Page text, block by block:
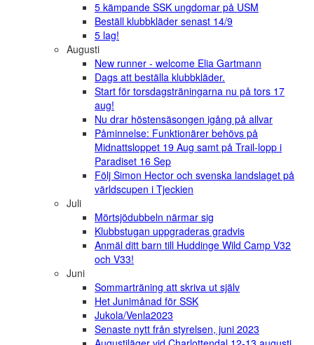
5 kämpande SSK ungdomar på USM
Beställ klubbkläder senast 14/9
5 lag!
Augusti
New runner - welcome Elia Gartmann
Dags att beställa klubbkläder.
Start för torsdagsträningarna nu på tors 17
aug!
Nu drar höstensäsongen igång på allvar
Påminnelse: Funktionärer behövs på
Midnattsloppet 19 Aug samt på Trail-lopp i
Paradiset 16 Sep
Följ Simon Hector och svenska landslaget på
världscupen i Tjeckien
Juli
Mörtsjödubbeln närmar sig
Klubbstugan uppgraderas gradvis
Anmäl ditt barn till Huddinge Wild Camp V32
och V33!
Juni
Sommarträning att skriva ut själv
Het Junimånad för SSK
Jukola/Venla2023
Senaste nytt från styrelsen, juni 2023